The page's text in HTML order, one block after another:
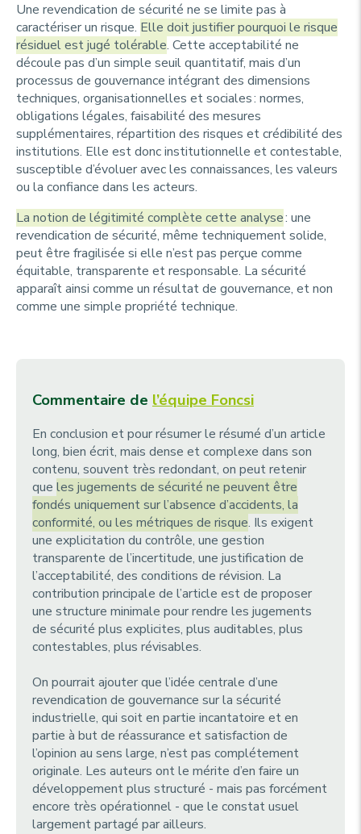
Une revendication de sécurité ne se limite pas à
caractériser un risque. Elle doit justifier pourquoi le risque
résiduel est jugé tolérable. Cette acceptabilité ne
découle pas d’un simple seuil quantitatif, mais d’un
processus de gouvernance intégrant des dimensions
techniques, organisationnelles et sociales : normes,
obligations légales, faisabilité des mesures
supplémentaires, répartition des risques et crédibilité des
institutions. Elle est donc institutionnelle et contestable,
susceptible d’évoluer avec les connaissances, les valeurs
ou la confiance dans les acteurs.
La notion de légitimité complète cette analyse: une
revendication de sécurité, même techniquement solide,
peut être fragilisée si elle n’est pas perçue comme
équitable, transparente et responsable. La sécurité
apparaît ainsi comme un résultat de gouvernance, et non
comme une simple propriété technique.
Commentaire de l’équipe Foncsi
En conclusion et pour résumer le résumé d’un article
long, bien écrit, mais dense et complexe dans son
contenu, souvent très redondant, on peut retenir
que les jugements de sécurité ne peuvent être
fondés uniquement sur l’absence d’accidents, la
conformité, ou les métriques de risque. Ils exigent
une explicitation du contrôle, une gestion
transparente de l’incertitude, une justification de
l’acceptabilité, des conditions de révision. La
contribution principale de l’article est de proposer
une structure minimale pour rendre les jugements
de sécurité plus explicites, plus auditables, plus
contestables, plus révisables.
On pourrait ajouter que l’idée centrale d’une
revendication de gouvernance sur la sécurité
industrielle, qui soit en partie incantatoire et en
partie à but de réassurance et satisfaction de
l’opinion au sens large, n’est pas complétement
originale. Les auteurs ont le mérite d’en faire un
développement plus structuré - mais pas forcément
encore très opérationnel - que le constat usuel
largement partagé par ailleurs.